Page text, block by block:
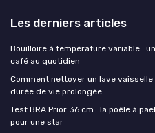
Les derniers articles
Bouilloire à température variable :
café au quotidien
Comment nettoyer un lave
durée de vie prolongée
Test BRA Prior 36 cm : la poêle à
pour une star